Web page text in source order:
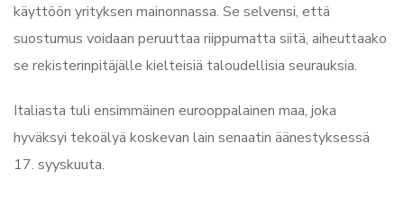
käyttöön yrityksen mainonnassa. Se selvensi, että
suostumus voidaan peruuttaa riippumatta siitä, aiheuttaako
se rekisterinpitäjälle kielteisiä taloudellisia seurauksia.
Italiasta tuli ensimmäinen eurooppalainen maa, joka
hyväksyi tekoälyä koskevan lain senaatin äänestyksessä
17. syyskuuta.